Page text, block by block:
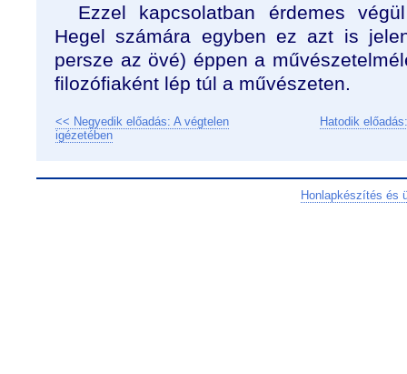
Ezzel kapcsolatban érdemes
Hegel számára egyben ez azt is
persze az övé) éppen a
filozófiaként lép túl a művészeten.
<< Negyedik előadás: A végtelen
igézetében
Hatodik
Honlapkészítés és